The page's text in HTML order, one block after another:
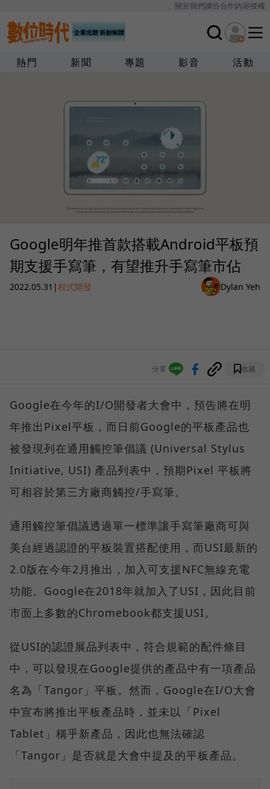
關於我們廣告合作內容授權
熱門 新聞 專題 影音 活動
Google明年推首款搭載Android平板預
期支援手寫筆，有望推升手寫筆市佔
2022.05.31 |程式開發 Dylan Yeh
分享 收藏
Google在今年的I/O開發者大會中，預告將在明
年推出Pixel平板，而日前Google的平板產品也
被發現列在通用觸控筆倡議 (Universal Stylus
Initiative, USI) 產品列表中，預期Pixel 平板將
可相容於第三方廠商觸控/手寫筆。
通用觸控筆倡議透過單一標準讓手寫筆廠商可與
美台經過認證的平板裝置搭配使用，而USI最新的
2.0版在今年2月推出，加入可支援NFC無線充電
功能。Google在2018年就加入了USI，因此目前
市面上多數的Chromebook都支援USI。
從USI的認證展品列表中，符合規範的配件條目
中，可以發現在Google提供的產品中有一項產品
名為「Tangor」平板。然而，Google在I/O大會
中宣布將推出平板產品時，並未以「Pixel
Tablet」稱乎新產品，因此也無法確認
「Tangor」是否就是大會中提及的平板產品。